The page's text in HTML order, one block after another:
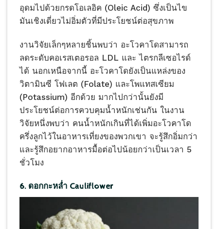
อุดมไปด้วยกรดโอเลอิค (Oleic Acid) ซึ่งเป็นไข
มันเชิงเดี่ยวไม่อิ่มตัวที่มีประโยชน์ต่อสุขภาพ
งานวิจัยเล็กๆหลายชิ้นพบว่า อะโวคาโดสามารถ
ลดระดับคอเรสเตอรอล LDL และ ไตรกลีเซอไรด์
ได้ นอกเหนือจากนี้ อะโวคาโดยังเป็นแหล่งของ
วิตามินซี โฟเลต (Folate) และโพแทสเซียม
(Potassium) อีกด้วย มากไปกว่านั้นยังมี
ประโยชน์ต่อการควบคุมน้ำหนักเช่นกัน ในงาน
วิจัยหนึ่งพบว่า คนน้ำหนักเกินที่ได้เพิ่มอะโวคาโด
ครึ่งลูกไว้ในอาหารเที่ยงของพวกเขา จะรู้สึกอิ่มกว่า
และรู้สึกอยากอาหารมื้อต่อไปน้อยกว่าเป็นเวลา 5
ชั่วโมง
6. ดอกกะหล่ำ Cauliflower